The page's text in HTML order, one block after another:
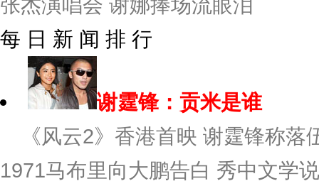
每 日 新 闻 排 行
谢霆锋：贡米是谁
《风云2》香港首映 谢霆锋称
1971马布里向大鹏告白 秀中文学